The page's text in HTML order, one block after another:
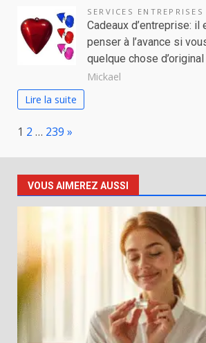
SERVICES ENTREPRISES
Cadeaux d’entreprise:
penser à l’avance si
quelque chose d’original
Mickael
Lire la suite
Page:
1 2 … 239 Next
»
VOUS AIMEREZ AUSSI